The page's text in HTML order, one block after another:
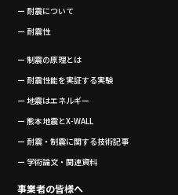
ー 耐震について
ー 耐震性
ー 制震の原理とは
ー 耐震性能を実証する実験
ー 地震はエネルギー
ー 熊本地震とX-WALL
ー 耐震・制震に関する技術記事
ー 学術論文・関連資料
事業者の皆様へ